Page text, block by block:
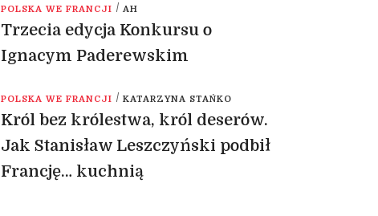
POLSKA WE FRANCJI / AH
Trzecia edycja Konkursu o
Ignacym Paderewskim
POLSKA WE FRANCJI / KATARZYNA STAŃKO
Król bez królestwa, król deserów.
Jak Stanisław Leszczyński podbił
Francję… kuchnią